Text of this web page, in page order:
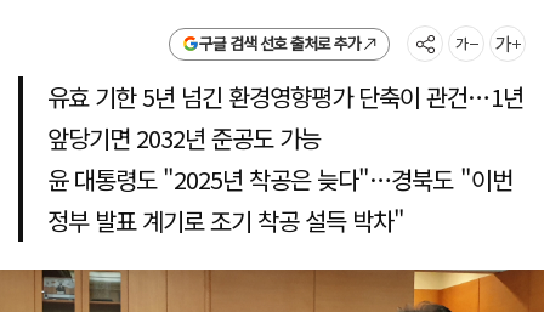
구글 검색 선호 출처로 추가
유효 기한 5년 넘긴 환경영향평가 단축이 관건…1년
앞당기면 2032년 준공도 가능
윤 대통령도 "2025년 착공은 늦다"…경북도 "이번
정부 발표 계기로 조기 착공 설득 박차"